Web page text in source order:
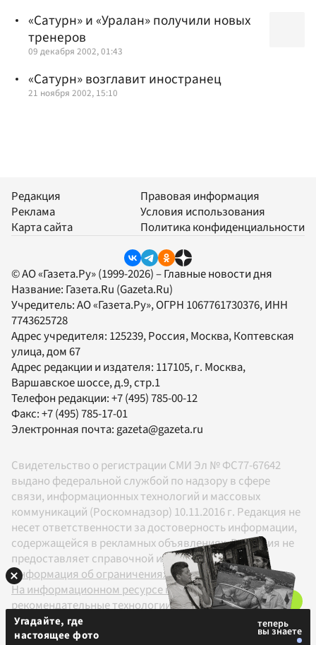
«Сатурн» и «Уралан» получили новых
тренеров
09 декабря 2002, 01:43
«Сатурн» возглавит иностранец
21 ноября 2002, 15:10
Редакция
Реклама
Карта сайта
Правовая информация
Условия использования
Политика конфиденциальности
© АО «Газета.Ру» (1999-2026) – Главные новости дня
Название: Газета.Ru (Gazeta.Ru)
Учредитель:АО «Газета.Ру», ОГРН 1067761730376, ИНН
7743625728
Адрес учредителя: 125239, Россия, Москва, Коптевская
улица, дом 67
Адрес редакции и издателя: 117105, г. Москва,
Варшавское шоссе, д.9, стр.1
Телефон редакции:+7 (495) 785-00-12
Факс:+7 (495) 785-17-01
Электронная почта:gazeta@gazeta.ru
Свидетельство о регистрации СМИ Эл № ФС77-67642
выдано федеральной службой по надзору в сфере
связи, информационных технологий и массовых
коммуникаций (Роскомнадзор) 10.11.2016 г. Редакция не
несет ответственности за достоверность информации,
содержащейся в рекламных объявлениях. Редакция не
предоставляет справочной информации.
Информация об ограничениях
На информационном ресурсе применяются
рекомендательные технологии в соответствии с
Правилами
Угадайте, где
настоящее фото